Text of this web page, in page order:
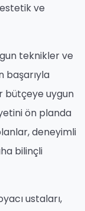
ve
teknikler ve
başarıyla
bütçeye uygun
ön planda
deneyimli
bilinçli
ustaları,